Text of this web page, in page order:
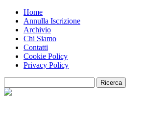
Home
Annulla Iscrizione
Archivio
Chi Siamo
Contatti
Cookie Policy
Privacy Policy